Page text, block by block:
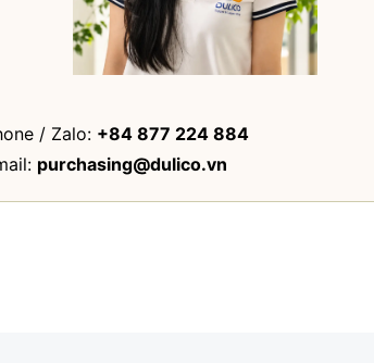
/ Zalo: +84 877 224 884
purchasing@dulico.vn